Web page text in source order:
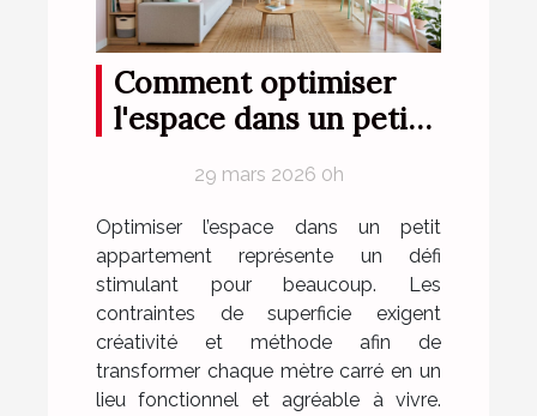
Comment optimiser
l'espace dans un petit
29 mars 2026 0h
Optimiser l’espace dans un petit
appartement représente un défi
stimulant pour beaucoup. Les
contraintes de superficie exigent
créativité et méthode afin de
transformer chaque mètre carré en un
lieu fonctionnel et agréable à vivre.